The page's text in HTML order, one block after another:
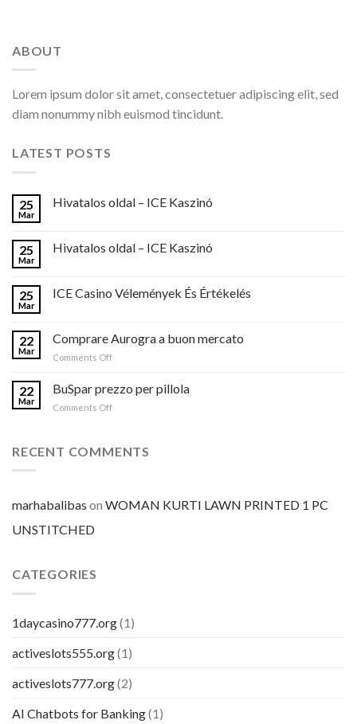
ABOUT
Lorem ipsum dolor sit amet, consectetuer adipiscing elit, sed
diam nonummy nibh euismod tincidunt.
LATEST POSTS
25
Mar
Hivatalos oldal – ICE Kaszinó
25
Mar
Hivatalos oldal – ICE Kaszinó
25
Mar
ICE Casino Vélemények És Értékelés
22
Mar
Comprare Aurogra a buon mercato
Comments Offon
a
buon
22
Mar
BuSpar prezzo per pillola
Comments Offon
per
RECENT COMMENTS
marhabalibas on WOMAN KURTI LAWN PRINTED 1 PC
UNSTITCHED
CATEGORIES
1daycasino777.org(1)
activeslots555.org(1)
activeslots777.org(2)
AI Chatbots for Banking(1)